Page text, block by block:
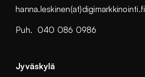
hanna.leskinen(at)digimarkkinointi.fi
Puh. 040 086 0986
Jyväskylä